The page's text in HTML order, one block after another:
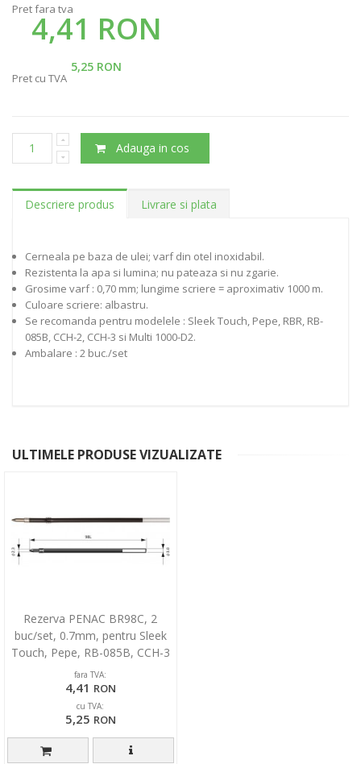
Pret fara tva
4,41 RON
5,25 RON
Pret cu TVA
Adauga in cos
Descriere produs Livrare si plata
Cerneala pe baza de ulei; varf din otel inoxidabil.
Rezistenta la apa si lumina; nu pateaza si nu zgarie.
Grosime varf : 0,70 mm; lungime scriere = aproximativ 1000 m.
Culoare scriere: albastru.
Se recomanda pentru modelele : Sleek Touch, Pepe, RBR, RB-
085B, CCH-2, CCH-3 si Multi 1000-D2.
Ambalare : 2 buc./set
ULTIMELE PRODUSE VIZUALIZATE
Rezerva PENAC BR98C, 2
buc/set, 0.7mm, pentru Sleek
Touch, Pepe, RB-085B, CCH-3
- albastra
fara TVA:
4,41 RON
cu TVA:
5,25 RON